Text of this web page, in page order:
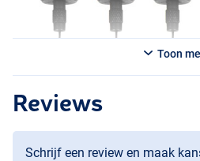
Toon
Reviews
Schrijf een review en maak